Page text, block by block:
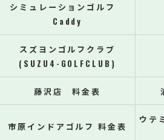
シミュレーションゴルフ
Caddy
スズヨンゴルフクラブ
(SUZU4-GOLFCLUB)
藤沢店 料金表
市原インドアゴルフ 料金表
ウテ